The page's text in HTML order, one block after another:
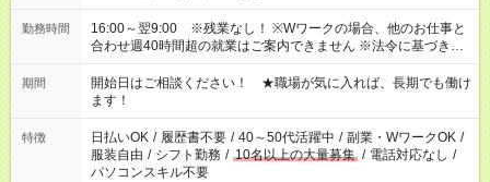
勤務時間
16:00～翌9:00 ※残業なし！ ※Wワークの場合、他のお仕事と
合わせ週40時間超の就業はご案内できません ※法令に基づき、
週20時間以上勤務は社会保険への加入対象となります ※労働者
派遣法（日雇い派遣の原則禁止）により、短時間・短期間の就
業はご案内が難しい場合があります
期間
開始日はご相談ください！ ★職場が気に入れば、長期でも働け
ます！
特徴 日払いOK / 履歴書不要 / 40～50代活躍中 / 副業・WワークOK /
服装自由 / シフト勤務 / 10名以上の大量募集 / 電話対応なし /
パソコンスキル不要